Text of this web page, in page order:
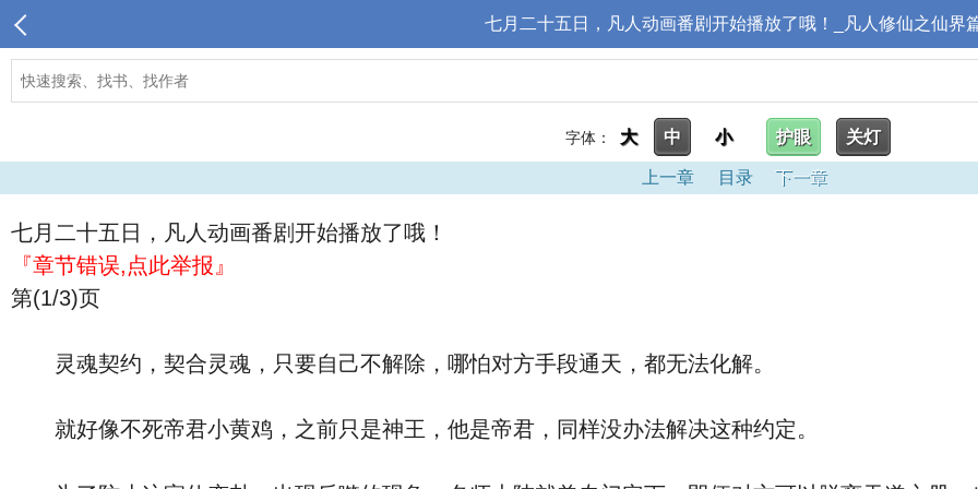
七月二十五日，凡人动画番剧开始播放了哦！_凡人修仙之仙界
字体： 大 中 小 护眼 关灯
上一章 目录 下一章
七月二十五日，凡人动画番剧开始播放了哦！
『章节错误,点此举报』
第(1/3)页
灵魂契约，契合灵魂，只要自己不解除，哪怕对方手段通天，都无法化解。
就好像不死帝君小黄鸡，之前只是神王，他是帝君，同样没办法解决这种约定。